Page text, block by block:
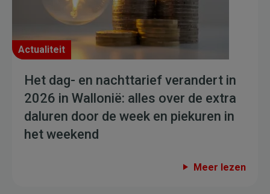
Actualiteit
Het dag- en nachttarief verandert in
2026 in Wallonië: alles over de extra
daluren door de week en piekuren in
het weekend
Meer lezen